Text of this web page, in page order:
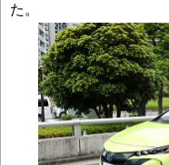
た。